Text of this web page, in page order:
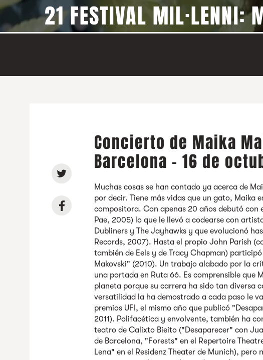
21 FESTIVAL MIL·LENNI:
Concierto de Maika
Barcelona - 16 de
Muchas cosas se han contado ya acerca de
por decir. Tiene más vidas que un gato, Maika
compositora. Con apenas 20 años debutó con
Pae, 2005) lo que le llevó a codearse con
Dubliners y The Jayhawks y que evolucionó
Records, 2007). Hasta el propio John Parish
también de Eels y de Tracy Chapman)
Makovski" (2010). Un trabajo alabado por la
una portada en Ruta 66. Es comprensible que
planeta porque su carrera ha sido tan diversa
versatilidad la ha demostrado a cada paso le
premios UFI, el mismo año que publicó
2011). Polifacética y envolvente, también ha
teatro de Calixto Bieito ("Desaparecer" con
de Barcelona, "Forests" en el Repertoire
Lena" en el Residenz Theater de Munich), pero